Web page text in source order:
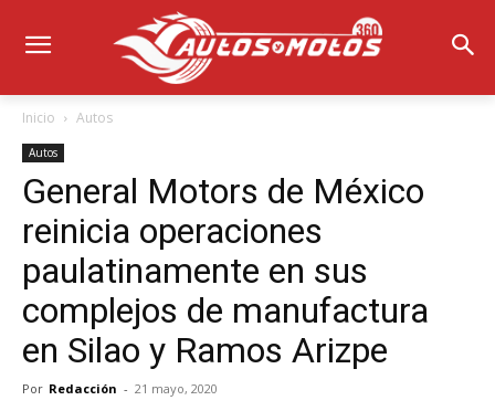
Inicio Autos
Autos
General Motors de México
reinicia operaciones
paulatinamente en sus
complejos de manufactura
en Silao y Ramos Arizpe
Por Redacción - 21 mayo, 2020